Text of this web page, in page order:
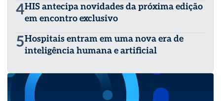
4HIS antecipa novidades da próxima edição
em encontro exclusivo
5Hospitais entram em uma nova era de
inteligência humana e artificial